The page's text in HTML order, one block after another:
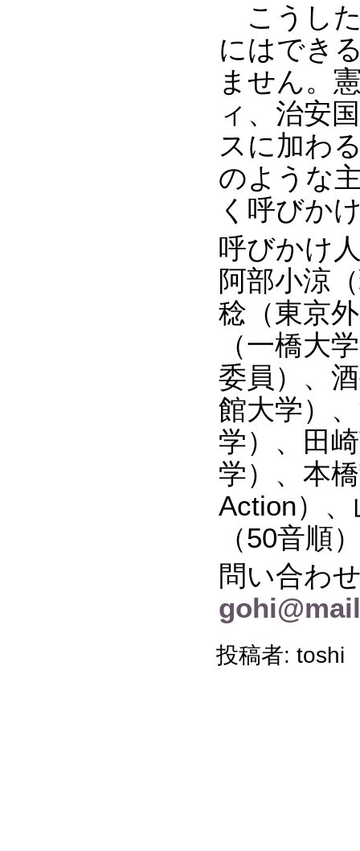
こうした
にはでき
ません。
ィ、治安
スに加わ
のような
く呼びか
呼びかけ
阿部小涼
稔（東京
（一橋大
委員）、
館大学）
学）、田
学）、本
Action）
（50音順
問い合わ
投稿者: toshi